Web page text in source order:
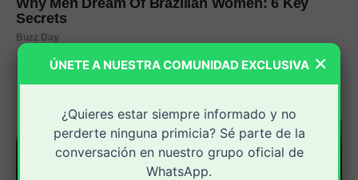
×
ÚNETE A NUESTRA COMUNIDAD EXCLUSIVA
¿Quieres estar siempre informado y no
perderte ninguna primicia? Sé parte de la
conversación en nuestro grupo oficial de
WhatsApp.